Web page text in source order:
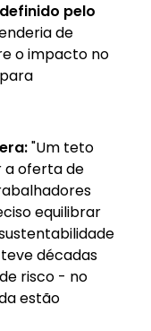
pelo
de
o impacto no
"Um teto
a oferta de
equilibrar
teve décadas
risco - no
estão